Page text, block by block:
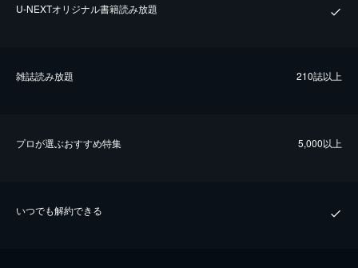
U-NEXTオリジナル書籍読み放題
雑誌読み放題 210誌以上
プロが選ぶおすすめ特集 5,000以上
いつでも解約できる